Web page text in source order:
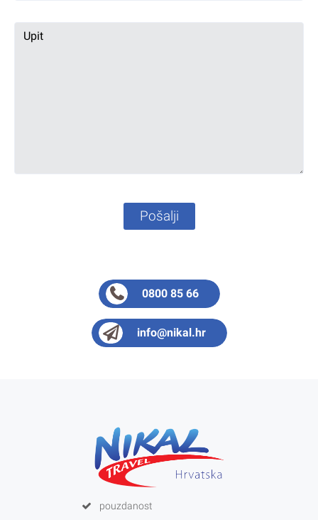
Pošalji
0800 85 66
info@nikal.hr
pouzdanost